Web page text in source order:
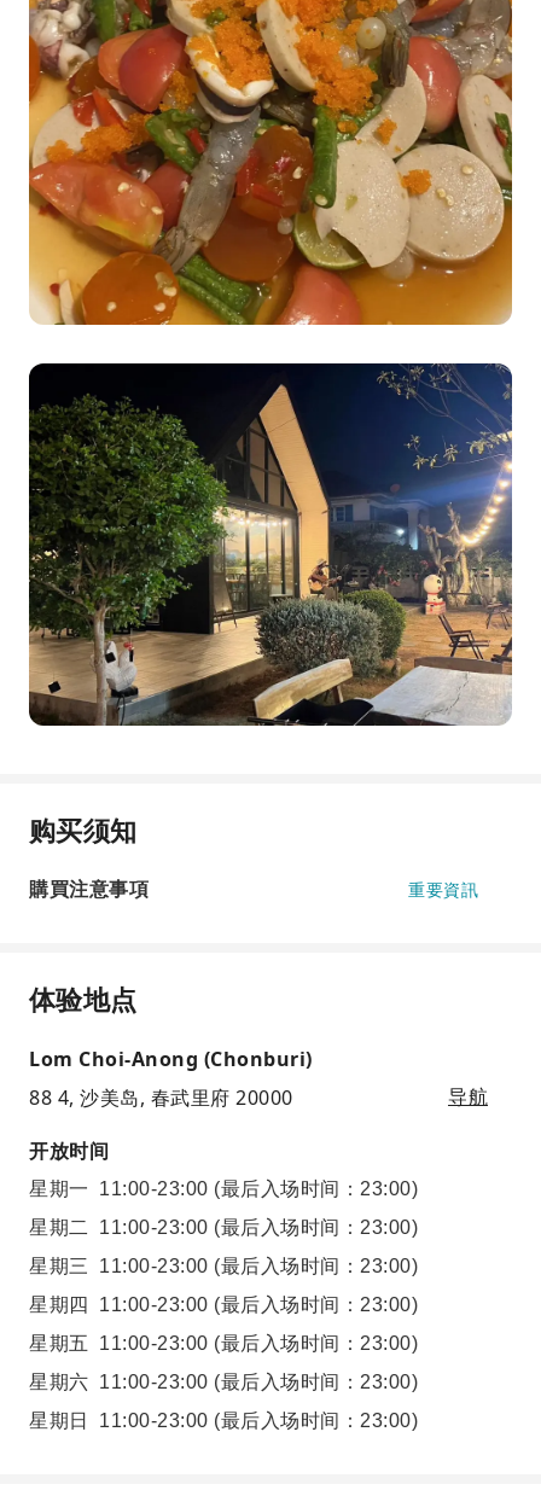
购买须知
購買注意事項 重要資訊
体验地点
Lom Choi-Anong (Chonburi)
88 4, 沙美岛, 春武里府 20000
导航
开放时间
星期一 11:00-23:00 (最后入场时间：23:00)
星期二
11:00-23:00 (最后入场时间：23:00)
星期三
11:00-23:00 (最后入场时间：23:00)
星期四
11:00-23:00 (最后入场时间：23:00)
星期五
11:00-23:00 (最后入场时间：23:00)
星期六 11:00-23:00 (最后入场时间：23:00)
星期日
11:00-23:00 (最后入场时间：23:00)